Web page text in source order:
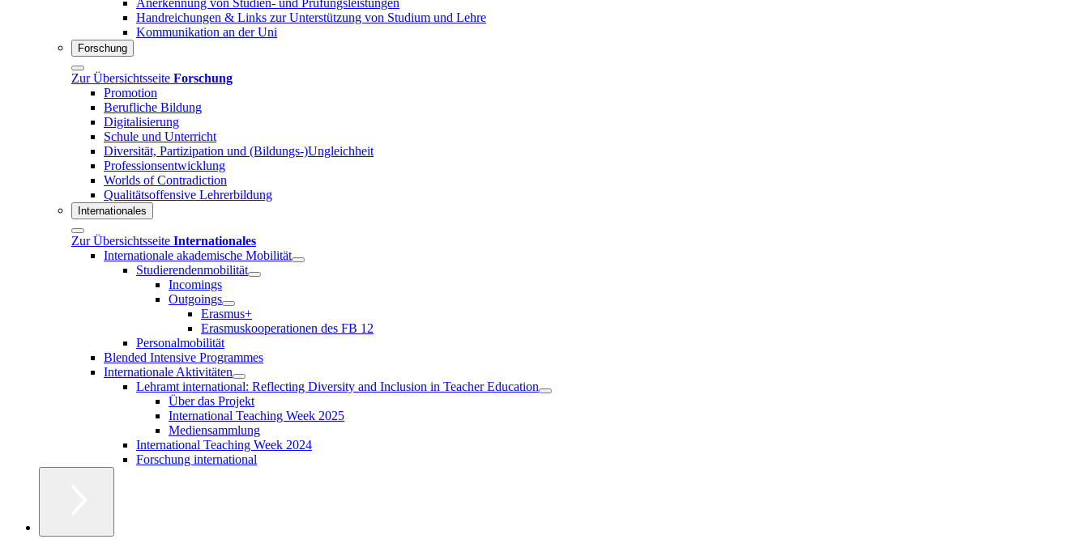
Handreichungen & Links zur Unterstützung von Studium und Lehre
Kommunikation an der Uni
Forschung
Zur Übersichtsseite Forschung
Promotion
Berufliche Bildung
Digitalisierung
Schule und Unterricht
Diversität, Partizipation und (Bildungs-)Ungleichheit
Professionsentwicklung
Worlds of Contradiction
Qualitätsoffensive Lehrerbildung
Internationales
Zur Übersichtsseite Internationales
Internationale akademische Mobilität
Studierendenmobilität
Incomings
Outgoings
Erasmus+
Erasmuskooperationen des FB 12
Personalmobilität
Blended Intensive Programmes
Internationale Aktivitäten
Lehramt international: Reflecting Diversity and Inclusion in Teacher Education
Über das Projekt
International Teaching Week 2025
Mediensammlung
International Teaching Week 2024
Forschung international